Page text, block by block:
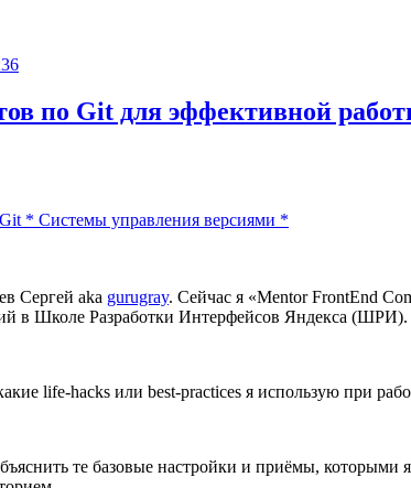
по Git для эффективной
Git * Системы управления версиями *
Сергей aka gurugray. Сейчас я «Mentor FrontEnd
в Школе Разработки Интерфейсов Яндекса (ШРИ).
life-hacks или best-practices я использую при
те базовые настройки и приёмы,